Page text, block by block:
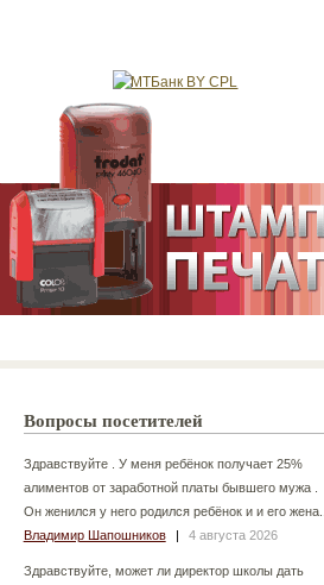
Вопросы посетителей
Здравствуйте . У меня ребёнок получает 25%
алиментов от заработной платы бывшего мужа .
Он женился у него родился ребёнок и и его жена...
Владимир Шапошников
| 4 августа 2026
Здравствуйте, может ли директор школы дать